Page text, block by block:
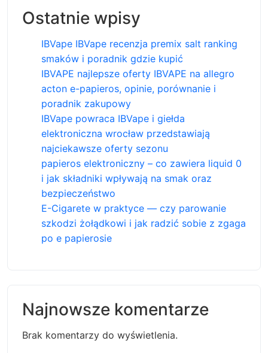
Ostatnie wpisy
IBVape IBVape recenzja premix salt ranking
smaków i poradnik gdzie kupić
IBVAPE najlepsze oferty IBVAPE na allegro
acton e-papieros, opinie, porównanie i
poradnik zakupowy
IBVape powraca IBVape i giełda
elektroniczna wrocław przedstawiają
najciekawsze oferty sezonu
papieros elektroniczny – co zawiera liquid 0
i jak składniki wpływają na smak oraz
bezpieczeństwo
E-Cigarete w praktyce — czy parowanie
szkodzi żołądkowi i jak radzić sobie z zgaga
po e papierosie
Najnowsze komentarze
Brak komentarzy do wyświetlenia.